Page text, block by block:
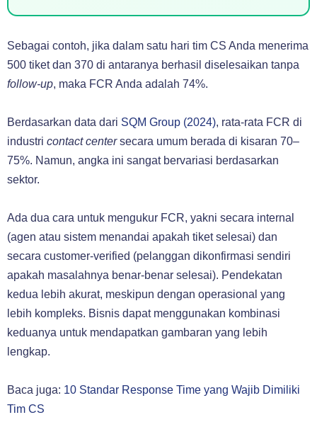
Sebagai contoh, jika dalam satu hari tim CS Anda menerima
500 tiket dan 370 di antaranya berhasil diselesaikan tanpa
follow-up, maka FCR Anda adalah 74%.
Berdasarkan data dari SQM Group (2024), rata-rata FCR di
industri contact centersecara umum berada di kisaran 70–
75%. Namun, angka ini sangat bervariasi berdasarkan
sektor.
Ada dua cara untuk mengukur FCR, yakni secara internal
(agen atau sistem menandai apakah tiket selesai) dan
secara customer-verified (pelanggan dikonfirmasi sendiri
apakah masalahnya benar-benar selesai). Pendekatan
kedua lebih akurat, meskipun dengan operasional yang
lebih kompleks. Bisnis dapat menggunakan kombinasi
keduanya untuk mendapatkan gambaran yang lebih
lengkap.
Baca juga: 10 Standar Response Time yang Wajib Dimiliki
Tim CS